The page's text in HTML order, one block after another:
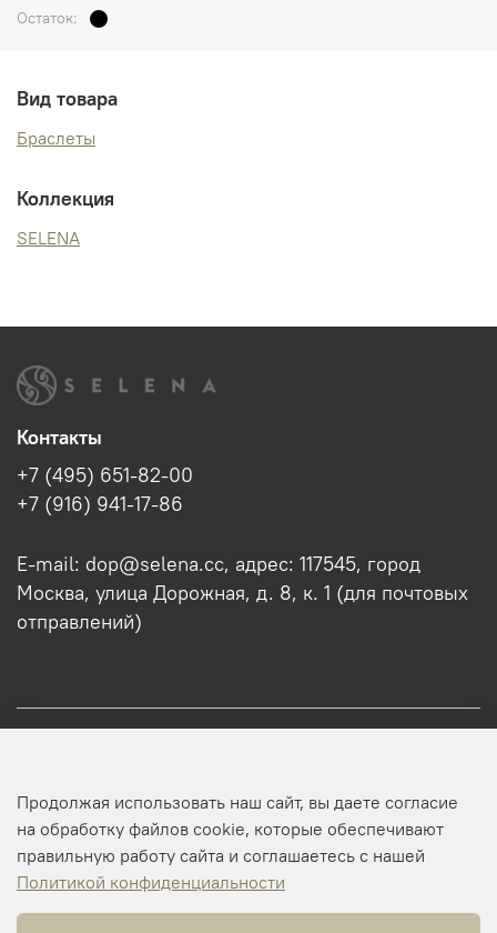
Остаток:
Вид товара
Браслеты
Коллекция
SELENA
Оптовикам
Профиль
Контакты
+7 (495) 651-82-00
+7 (916) 941-17-86
E-mail: dop@selena.cc, адрес: 117545, город
Москва, улица Дорожная, д. 8, к. 1 (для почтовых
отправлений)
Продолжая использовать наш сайт, вы даете согласие
на обработку файлов cookie, которые обеспечивают
правильную работу сайта и соглашаетесь с нашей
Политикой конфиденциальности